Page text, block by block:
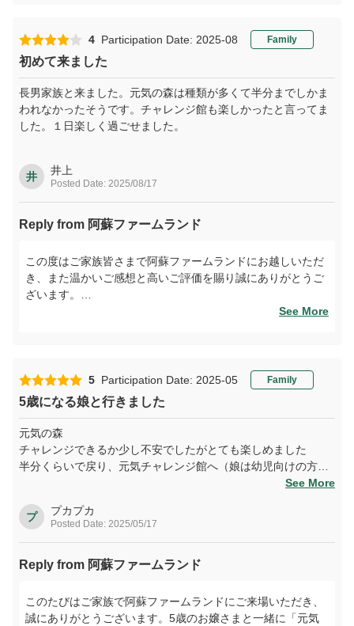
とのお言葉、スタッフにとって何よりの励みです。しっかり
動くアクティビティが多いため、翌日の筋肉痛は…ぜひ達成
感の証としてお受け取りくださいませ。
またご家族皆さまで、季節ごとの阿蘇の魅力を感じにお越し
いただける日を心よりお待ちしております。
4 Participation Date: 2025-08 Family
初めて来ました
長男家族と来ました。元気の森は種類が多くて半分までしかま
われなかったそうです。チャレンジ館も楽しかったと言ってま
した。１日楽しく過ごせました。
井 井上
Posted Date: 2025/08/17
Reply from 阿蘇ファームランド
この度はご家族皆さまで阿蘇ファームランドにお越しいただ
き、また温かいご感想と高いご評価を賜り誠にありがとうご
ざいます。
「元気の森」は体を使って楽しむアスレチックが多数ござい
す。次回はぜひご宿泊いただき、2日間かけてたっぷり遊び
尽くしていただければ幸いです。ご家族皆さまのお帰りを心
よりお待ち申し上げます。
See More
5 Participation Date: 2025-05 Family
5歳になる娘と行きました
元気の森
チャレンジできるか少し不安でしたがとても楽しめました
半分くらいで戻り、元気チャレンジ館へ（娘は幼児向けの方が
オリジナリティが凄くてウキウキしました
ふれあい動物王国も
See More
プ プカプカ
Posted Date: 2025/05/17
Reply from 阿蘇ファームランド
このたびはご家族で阿蘇ファームランドにご来場いただき、
誠にありがとうございます。5歳のお嬢さまと一緒に「元気